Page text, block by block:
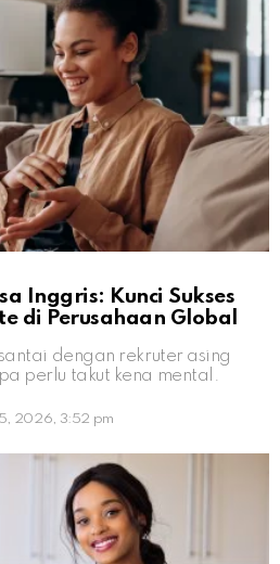
Inggris: Kunci Sukses
di Perusahaan Global
dengan rekruter asing
perlu takut kena mental.
2026, 3:52 pm